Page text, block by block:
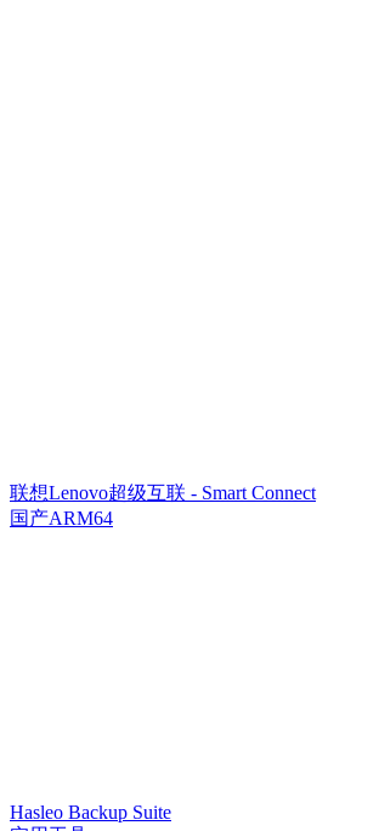
联想Lenovo超级互联 - Smart Connect
国产ARM64
Hasleo Backup Suite